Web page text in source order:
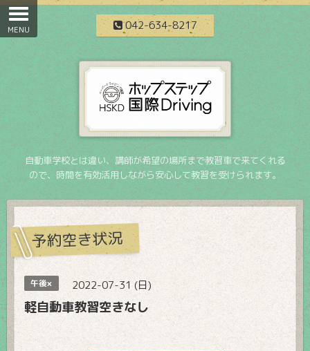
042-634-8217
自動車学校とは違い、講師が希望の場所まで教習車で来てくれる
ので、時間を有効活用しながら安心して教習を受けられます。
予約空き状況
午後× 2022-07-31 (日)
軽自動車教習空きなし